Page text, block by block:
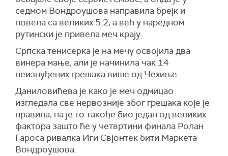
седмом Вондроушова направила брејк и
повела са великих 5:2, а већ у наредном
рутински је привела меч крају.
Српска тенисерка је на мечу освојила два
винера мање, али је начинила чак 14
неизнуђених грешака више од Чехиње.
Даниловићева је како је меч одмицао
изгледала све нервозније због грешака које је
правила, па је то такође био један од великих
фактора зашто ће у четвртини финала Ролан
Гароса ривалка Иги Свјонтек бити Маркета
Вондроушова.